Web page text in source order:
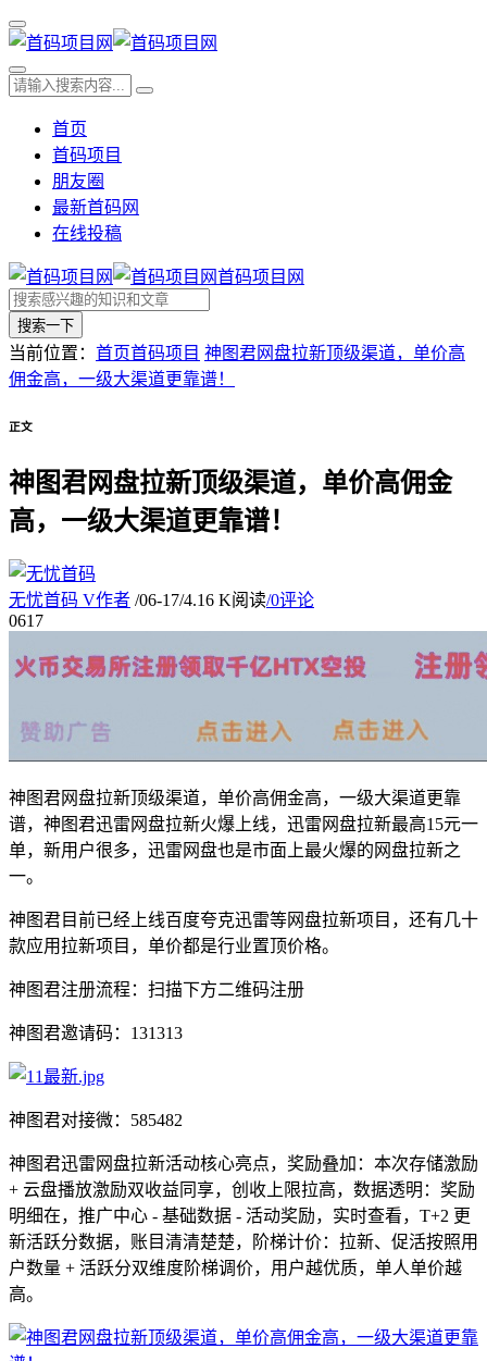
首页
首码项目
朋友圈
最新首码网
在线投稿
首码项目网
搜索一下
当前位置： 首页首码项目 神图君网盘拉新顶级渠道，单价高
佣金高，一级大渠道更靠谱！
正文
神图君网盘拉新顶级渠道，单价高佣金
高，一级大渠道更靠谱！
无忧首码 V作者 /06-17/4.16 K阅读/0评论
0617
神图君网盘拉新顶级渠道，单价高佣金高，一级大渠道更靠
谱，神图君迅雷网盘拉新火爆上线，迅雷网盘拉新最高15元一
单，新用户很多，迅雷网盘也是市面上最火爆的网盘拉新之
一。
神图君目前已经上线百度夸克迅雷等网盘拉新项目，还有几十
款应用拉新项目，单价都是行业置顶价格。
神图君注册流程：扫描下方二维码注册
神图君邀请码：131313
神图君对接微：585482
神图君迅雷网盘拉新活动核心亮点，奖励叠加：本次存储激励
+ 云盘播放激励双收益同享，创收上限拉高，数据透明：奖励
明细在，推广中心 - 基础数据 - 活动奖励，实时查看，T+2 更
新活跃分数据，账目清清楚楚，阶梯计价：拉新、促活按照用
户数量 + 活跃分双维度阶梯调价，用户越优质，单人单价越
高。